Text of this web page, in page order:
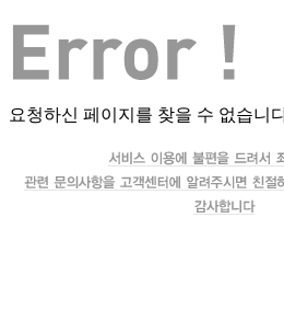
요청하신 페이지를 찾을 수 없습니